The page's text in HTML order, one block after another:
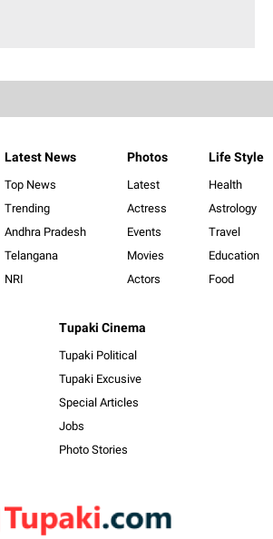
Latest News
Top News
Trending
Andhra Pradesh
Telangana
NRI
Photos
Latest
Actress
Events
Movies
Actors
Life Style
Health
Astrology
Travel
Education
Food
Tupaki Cinema
Tupaki Political
Tupaki Excusive
Special Articles
Jobs
Photo Stories